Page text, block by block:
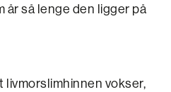
år så lenge den ligger på
livmorslimhinnen vokser,